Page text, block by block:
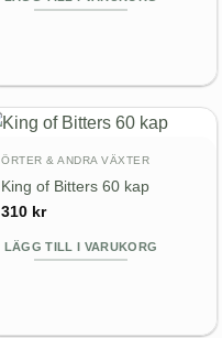
ÖRTER & ANDRA VÄXTER
King of Bitters 60 kap
310 kr
LÄGG TILL I VARUKORG